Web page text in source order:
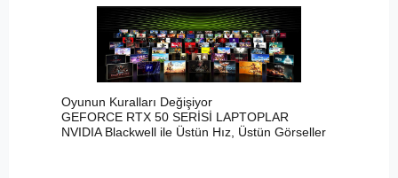
Oyunun Kuralları Değişiyor
GEFORCE RTX 50 SERİSİ LAPTOPLAR
NVIDIA Blackwell ile Üstün Hız, Üstün Görseller